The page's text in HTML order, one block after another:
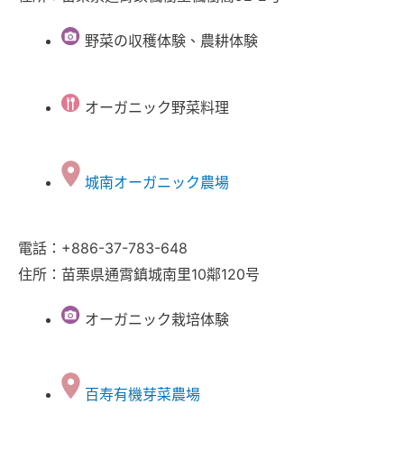
野菜の収穫体験、農耕体験
オーガニック野菜料理
城南オーガニック農場
電話：+886-37-783-648
住所：苗栗県通霄鎮城南里10鄰120号
オーガニック栽培体験
百寿有機芽菜農場